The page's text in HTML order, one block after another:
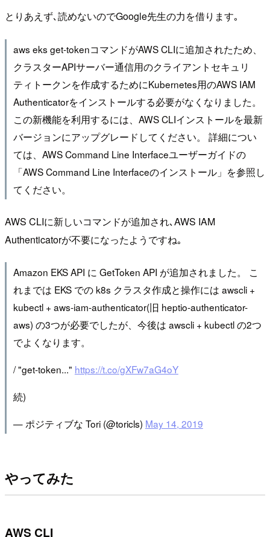
とりあえず､読めないのでGoogle先生の力を借ります｡
aws eks get-tokenコマンドがAWS CLIに追加されたため、
クラスターAPIサーバー通信用のクライアントセキュリ
ティトークンを作成するためにKubernetes用のAWS IAM
Authenticatorをインストールする必要がなくなりました。
この新機能を利用するには、AWS CLIインストールを最新
バージョンにアップグレードしてください。 詳細につい
ては、AWS Command Line Interfaceユーザーガイドの
「AWS Command Line Interfaceのインストール」を参照し
てください。
AWS CLIに新しいコマンドが追加され､AWS IAM
Authenticatorが不要になったようですね｡
Amazon EKS API に GetToken API が追加されました。 こ
れまでは EKS での k8s クラスタ作成と操作には awscli +
kubectl + aws-iam-authenticator(旧 heptio-authenticator-
aws) の3つが必要でしたが、今後は awscli + kubectl の2つ
でよくなります。
/ "get-token..." https://t.co/gXFw7aG4oY
続)
— ポジティブな Tori (@toricls) May 14, 2019
やってみた
AWS CLI